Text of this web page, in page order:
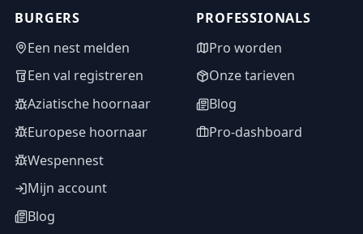
BURGERS
Een nest melden
Een val registreren
Aziatische hoornaar
Europese hoornaar
Wespennest
Mijn account
Blog
PROFESSIONALS
Pro worden
Onze tarieven
Blog
Pro-dashboard